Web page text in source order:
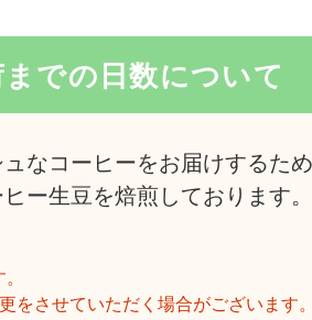
での日数について
なコーヒーをお届けするため
ー生豆を焙煎しております。
させていただく場合がございます